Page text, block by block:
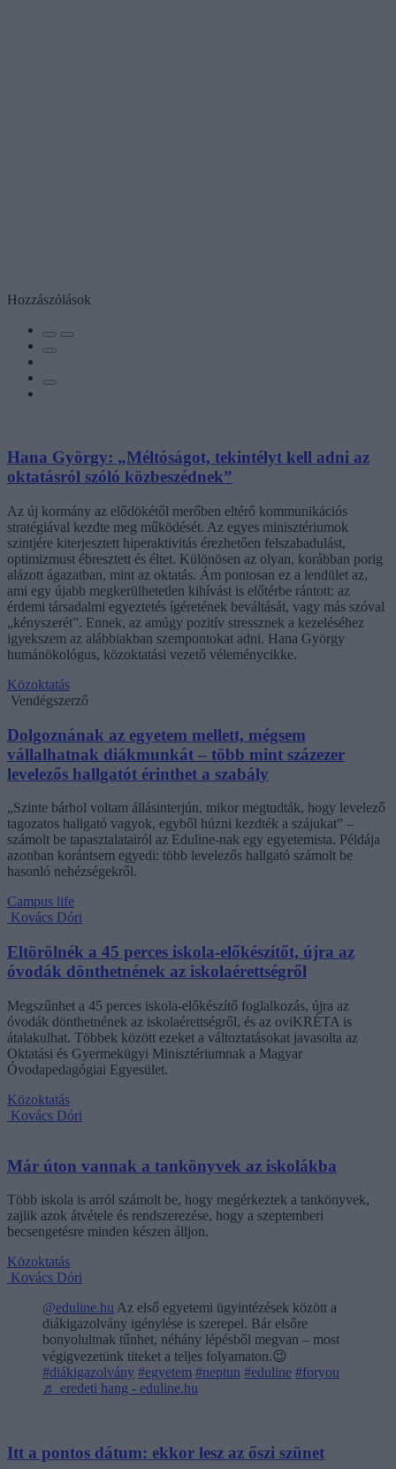
Hozzászólások
Hana György: „Méltóságot, tekintélyt kell adni az
oktatásról szóló közbeszédnek”
Az új kormány az elődökétől merőben eltérő kommunikációs
stratégiával kezdte meg működését. Az egyes minisztériumok
szintjére kiterjesztett hiperaktivitás érezhetően felszabadulást,
optimizmust ébresztett és éltet. Különösen az olyan, korábban porig
alázott ágazatban, mint az oktatás. Ám pontosan ez a lendület az,
ami egy újabb megkerülhetetlen kihívást is előtérbe rántott: az
érdemi társadalmi egyeztetés ígéretének beváltását, vagy más szóval
„kényszerét”. Ennek, az amúgy pozitív stressznek a kezeléséhez
igyekszem az alábbiakban szempontokat adni. Hana György
humánökológus, közoktatási vezető véleménycikke.
Közoktatás
Vendégszerző
Dolgoznának az egyetem mellett, mégsem
vállalhatnak diákmunkát – több mint százezer
levelezős hallgatót érinthet a szabály
„Szinte bárhol voltam állásinterjún, mikor megtudták, hogy levelező
tagozatos hallgató vagyok, egyből húzni kezdték a szájukat” –
számolt be tapasztalatairól az Eduline-nak egy egyetemista. Példája
azonban korántsem egyedi: több levelezős hallgató számolt be
hasonló nehézségekről.
Campus life
Kovács Dóri
Eltörölnék a 45 perces iskola-előkészítőt, újra az
óvodák dönthetnének az iskolaérettségről
Megszűnhet a 45 perces iskola-előkészítő foglalkozás, újra az
óvodák dönthetnének az iskolaérettségről, és az oviKRÉTA is
átalakulhat. Többek között ezeket a változtatásokat javasolta az
Oktatási és Gyermekügyi Minisztériumnak a Magyar
Óvodapedagógiai Egyesület.
Közoktatás
Kovács Dóri
Már úton vannak a tankönyvek az iskolákba
Több iskola is arról számolt be, hogy megérkeztek a tankönyvek,
zajlik azok átvétele és rendszerezése, hogy a szeptemberi
becsengetésre minden készen álljon.
Közoktatás
Kovács Dóri
@eduline.hu Az első egyetemi ügyintézések között a
diákigazolvány igénylése is szerepel. Bár elsőre
bonyolultnak tűnhet, néhány lépésből megvan – most
végigvezetünk titeket a teljes folyamaton.😉
#diákigazolvány #egyetem #neptun #eduline #foryou
♬ eredeti hang - eduline.hu
Itt a pontos dátum: ekkor lesz az őszi szünet